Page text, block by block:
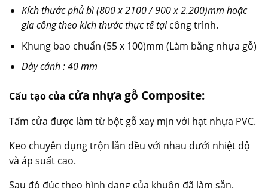
Kích thước phủ bì (800 x 2100 / 900 x 2.200)mm hoặc
gia công theo kích thước thực tế tạicông trình.
Khung bao chuẩn (55 x 100)mm (Làm bằng nhựa gỗ)
Dày cánh : 40 mm
Cấu tạo của cửa nhựa gỗ Composite:
Tấm cửa được làm từ bột gỗ xay mịn với hạt nhựa PVC.
Keo chuyên dụng trộn lẫn đều với nhau dưới nhiệt độ
và áp suất cao.
Sau đó đúc theo hình dạng của khuôn đã làm sẵn.